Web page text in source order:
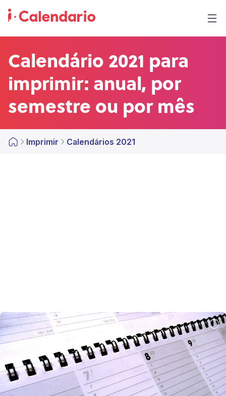
Calendário 2021 para
imprimir: anual, por
semestre ou por mês
Imprimir Calendários 2021